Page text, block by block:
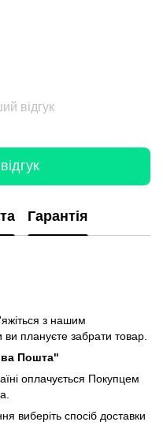
відгук
Гарантія
з нашим
плануєте забрати товар.
Пошта"
оплачується Покупцем
виберіть спосіб доставки